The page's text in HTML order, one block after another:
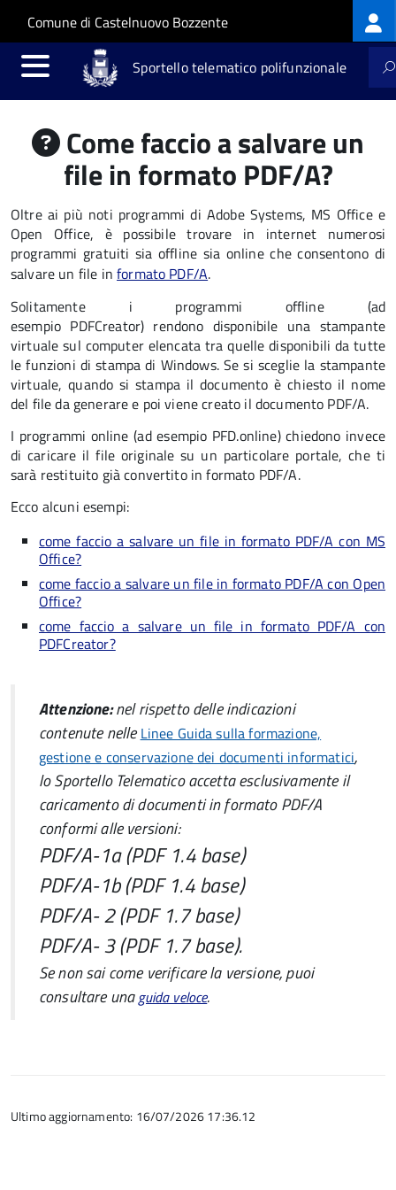
Salta al contenuto principale
Skip to site navigation
Comune di Castelnuovo Bozzente
Sportello telematico polifunzionale
Come faccio a salvare un
file in formato PDF/A?
Oltre ai più noti programmi di Adobe Systems, MS Office e
Open Office, è possibile trovare in internet numerosi
programmi gratuiti sia offline sia online che consentono di
salvare un file informato PDF/A.
Solitamente i programmi offline (ad
esempio PDFCreator) rendono disponibile una stampante
virtuale sul computer elencata tra quelle disponibili da tutte
le funzioni di stampa di Windows. Se si sceglie la stampante
virtuale, quando si stampa il documento è chiesto il nome
del file da generare e poi viene creato il documento PDF/A.
I programmi online (ad esempio PFD.online) chiedono invece
di caricare il file originale su un particolare portale, che ti
sarà restituito già convertito in formato PDF/A.
Ecco alcuni esempi:
come faccio a salvare un file in formato PDF/A con MS
Office?
come faccio a salvare un file in formato PDF/A con Open
Office?
come faccio a salvare un file in formato PDF/A con
PDFCreator?
Attenzione:nel rispetto delle indicazioni
contenute nelle Linee Guida sulla formazione,
gestione e conservazione dei documenti informatici,
lo Sportello Telematico accetta esclusivamente il
caricamento di documenti in formato PDF/A
conformi alle versioni:
PDF/A-1a (PDF 1.4 base)
PDF/A-1b (PDF 1.4 base)
PDF/A- 2 (PDF 1.7 base)
PDF/A- 3 (PDF 1.7 base).
Se non sai come verificare la versione, puoi
consultare unaguida veloce.
Ultimo aggiornamento: 16/07/2026 17:36.12